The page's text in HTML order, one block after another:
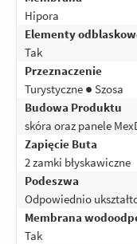
Hipora
Elementy
Tak
Przeznaczenie
Turystyczne ● Szosa
Budowa Produktu
skóra oraz panele
Zapięcie Buta
2 zamki błyskawiczne
Podeszwa
Odpowiednio
Membrana
Tak